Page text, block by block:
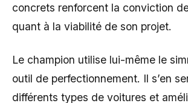
concrets renforcent la conviction
quant à la viabilité de son projet.
Le champion utilise lui-même le
outil de perfectionnement. Il s’en
différents types de voitures et